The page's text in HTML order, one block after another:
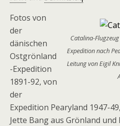
Catalina-
Expedition nach
Leitung von Eigil
Fotos von
der
dänischen
Ostgrönland
-Expedition
1891-92, von
der
Expedition Pearyland 1947-
Jette Bang aus Grönland und